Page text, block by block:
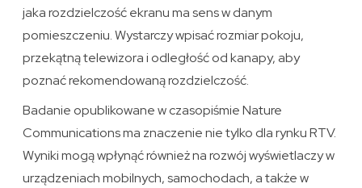
jaka rozdzielczość ekranu ma sens w danym
pomieszczeniu. Wystarczy wpisać rozmiar pokoju,
przekątną telewizora i odległość od kanapy, aby
poznać rekomendowaną rozdzielczość.
Badanie opublikowane w czasopiśmie Nature
Communications ma znaczenie nie tylko dla rynku RTV.
Wyniki mogą wpłynąć również na rozwój wyświetlaczy w
urządzeniach mobilnych, samochodach, a także w